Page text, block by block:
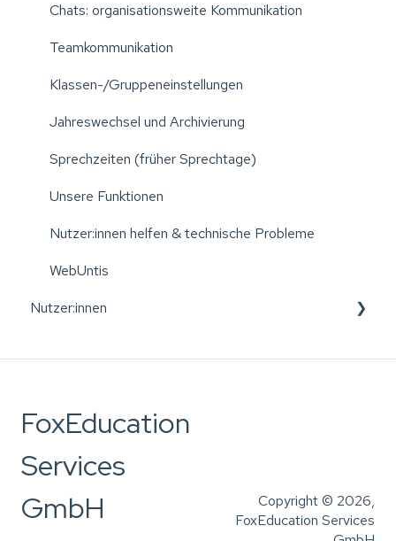
An-/Abwesenheiten
Sprechzeiten (früher "Sprechtage")
Mitteilungen
Chats
Klassen-/Gruppentagebuch
FoxPay
FoxPortfolio
WebUntis - SchoolFox
Chats: organisationsweite Kommunikation
Teamkommunikation
Klassen-/Gruppeneinstellungen
Jahreswechsel und Archivierung
Sprechzeiten (früher Sprechtage)
Unsere Funktionen
Nutzer:innen helfen & technische Probleme
WebUntis
Nutzer:innen
Probleme mit E-Mail oder Passwort
Einladungscode(s)
So nutzen Sie unsere Apps
FoxEducation
Services
GmbH
Copyright © 2026,
FoxEducation Services